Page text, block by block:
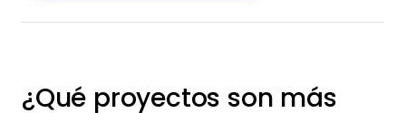
¿Qué proyectos son más